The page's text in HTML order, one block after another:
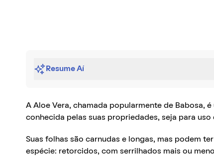
Resume Aí
A Aloe Vera, chamada popularmente de Babosa,
conhecida pelas suas propriedades, seja para
Suas folhas são carnudas e longas, mas podem
espécie: retorcidos, com serrilhados mais ou